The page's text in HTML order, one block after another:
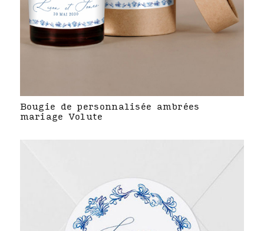
Bougie de personnalisée ambrées
mariage Volute